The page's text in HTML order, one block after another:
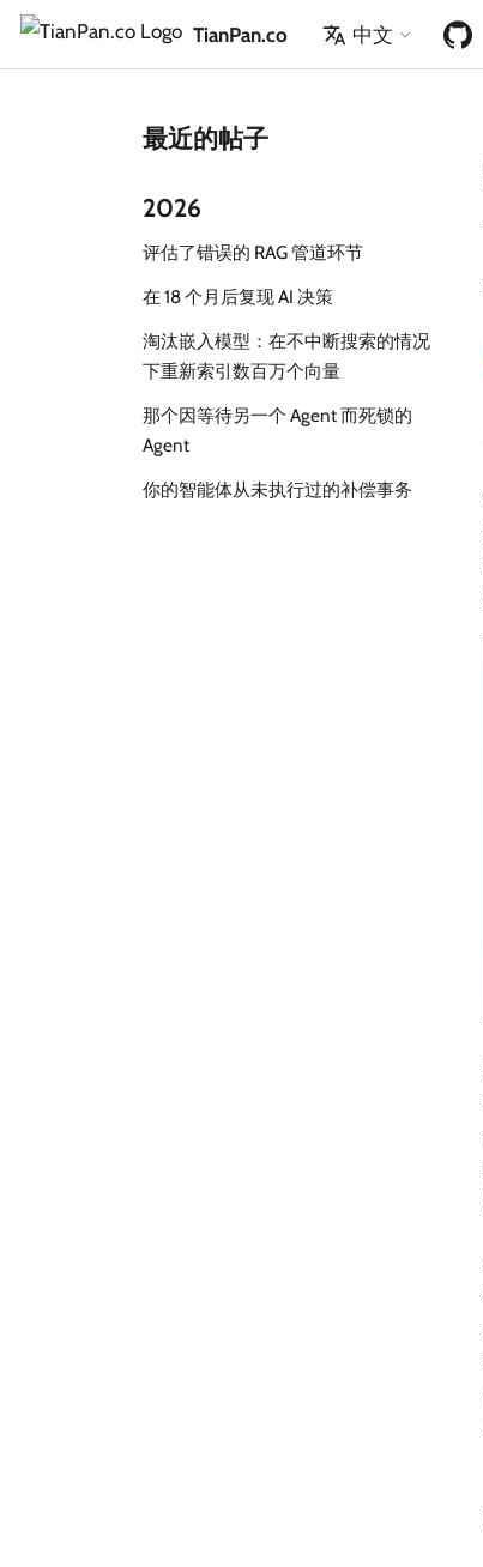
TianPan.co 中文
最近的帖子
2026
评估了错误的 RAG 管道环节
在 18 个月后复现 AI 决策
淘汰嵌入模型：在不中断搜索的情况
下重新索引数百万个向量
那个因等待另一个 Agent 而死锁的
Agent
你的智能体从未执行过的补偿事务